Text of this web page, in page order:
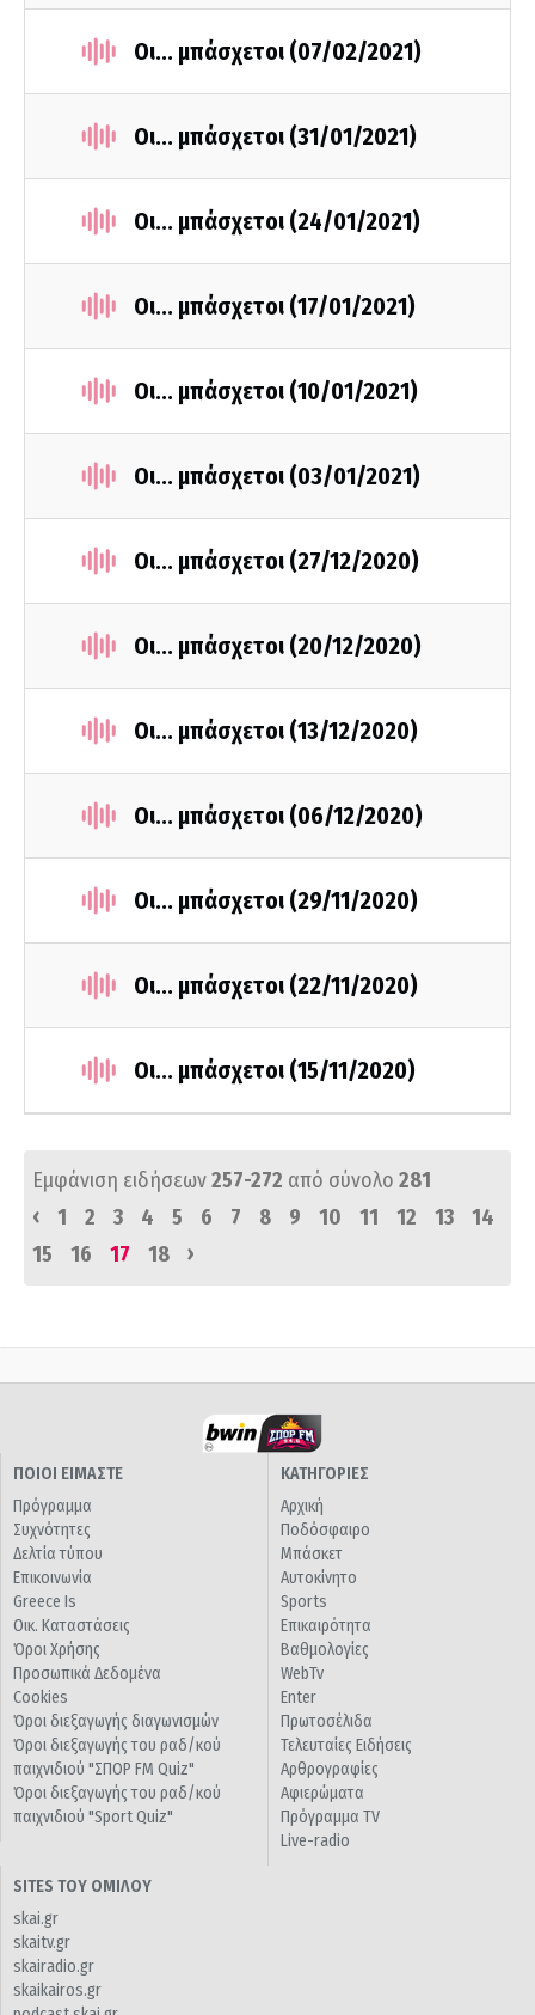
Οι... μπάσχετοι (07/02/2021)
Οι... μπάσχετοι (31/01/2021)
Οι... μπάσχετοι (24/01/2021)
Οι... μπάσχετοι (17/01/2021)
Οι... μπάσχετοι (10/01/2021)
Οι... μπάσχετοι (03/01/2021)
Οι... μπάσχετοι (27/12/2020)
Οι... μπάσχετοι (20/12/2020)
Οι... μπάσχετοι (13/12/2020)
Οι... μπάσχετοι (06/12/2020)
Οι... μπάσχετοι (29/11/2020)
Οι... μπάσχετοι (22/11/2020)
Οι... μπάσχετοι (15/11/2020)
Εμφάνιση ειδήσεων257-272 από σύνολο 281
‹
1 2 3 4 5 6 7 8 9 10 11 12 13
14
15
16 17 18 ›
ΠΟΙΟΙ ΕΙΜΑΣΤΕ
Πρόγραμμα
Συχνότητες
Δελτία τύπου
Επικοινωνία
Greece Is
Οικ. Καταστάσεις
Όροι Χρήσης
Προσωπικά Δεδομένα
Cookies
Όροι διεξαγωγής διαγωνισμών
Όροι διεξαγωγής του ραδ/κού
παιχνιδιού "ΣΠΟΡ FM Quiz"
Όροι διεξαγωγής του ραδ/κού
παιχνιδιού "Sport Quiz"
ΚΑΤΗΓΟΡΙΕΣ
Αρχική
Ποδόσφαιρο
Μπάσκετ
Αυτοκίνητο
Sports
Επικαιρότητα
Βαθμολογίες
WebTv
Enter
Πρωτοσέλιδα
Τελευταίες Ειδήσεις
Αρθρογραφίες
Αφιερώματα
Πρόγραμμα TV
Live-radio
SITES ΤΟΥ ΟΜΙΛΟΥ
skai.gr
skaitv.gr
skairadio.gr
skaikairos.gr